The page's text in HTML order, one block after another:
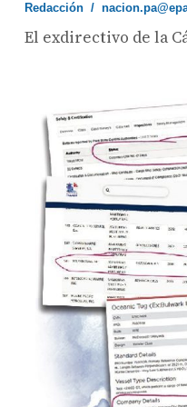
Redacción /
El exdirectivo de la